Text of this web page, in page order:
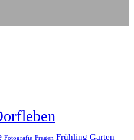
Fotografie Fragen Frühling Garten